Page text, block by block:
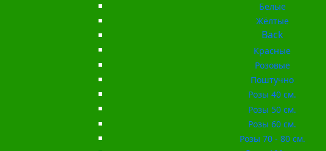
Белые
Жёлтые
Back
Красные
Розовые
Поштучно
Розы 40 см.
Розы 50 см.
Розы 60 см.
Розы 70 - 80 см.